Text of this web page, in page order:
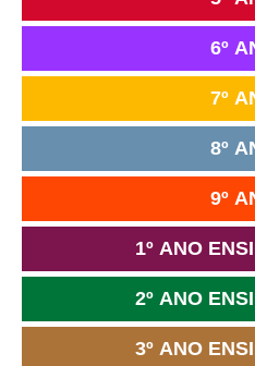
6º
7º
8º
9º
1º ANO
2º ANO
3º ANO